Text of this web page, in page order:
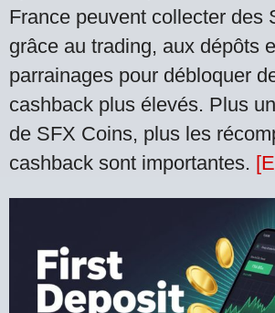
France peuvent collecter des
grâce au trading, aux dépôts
parrainages pour débloquer
cashback plus élevés. Plus
de SFX Coins, plus les
cashback sont importantes.